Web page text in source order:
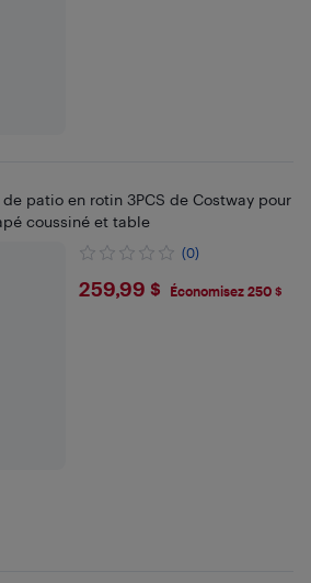
patio en rotin 3PCS de Costway pour
coussiné et table
(0)
$259.99
259,99 $ Économisez 250 $